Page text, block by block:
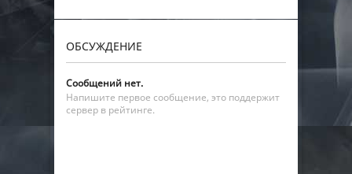
ОБСУЖДЕНИЕ
Сообщений нет.
Напишите первое сообщение, это поддержит
сервер в рейтинге.